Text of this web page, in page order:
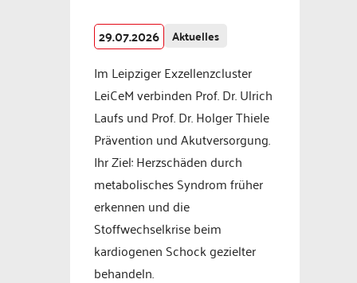
29.07.2026 Aktuelles
Im Leipziger Exzellenzcluster
LeiCeM verbinden Prof. Dr. Ulrich
Laufs und Prof. Dr. Holger Thiele
Prävention und Akutversorgung.
Ihr Ziel: Herzschäden durch
metabolisches Syndrom früher
erkennen und die
Stoffwechselkrise beim
kardiogenen Schock gezielter
behandeln.